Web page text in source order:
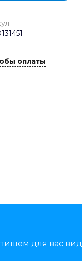
оплаты
для вас